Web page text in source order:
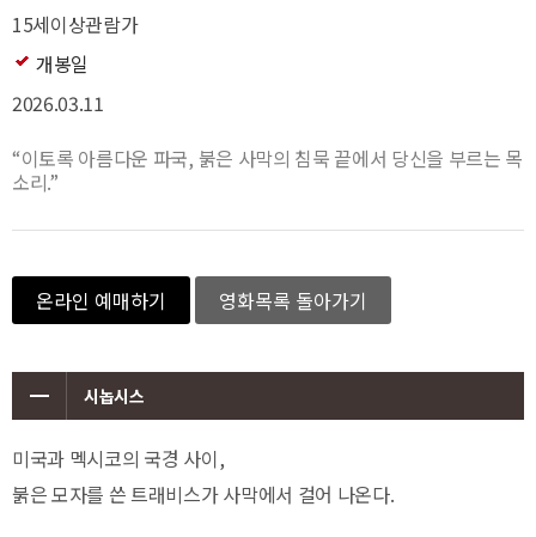
15세이상관람가
개봉일
2026.03.11
“이토록 아름다운 파국, 붉은 사막의 침묵 끝에서 당신을 부르는 목
소리.”
온라인 예매하기 영화목록 돌아가기
시놉시스
미국과 멕시코의 국경 사이,
붉은 모자를 쓴 트래비스가 사막에서 걸어 나온다.